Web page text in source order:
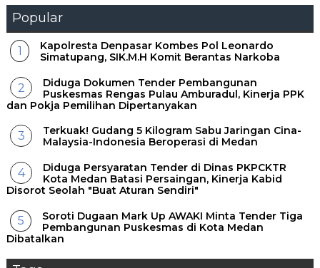
Popular
Kapolresta Denpasar Kombes Pol Leonardo
Simatupang, SIK.M.H Komit Berantas Narkoba
Diduga Dokumen Tender Pembangunan
Puskesmas Rengas Pulau Amburadul, Kinerja PPK
dan Pokja Pemilihan Dipertanyakan
Terkuak! Gudang 5 Kilogram Sabu Jaringan Cina-
Malaysia-Indonesia Beroperasi di Medan
Diduga Persyaratan Tender di Dinas PKPCKTR
Kota Medan Batasi Persaingan, Kinerja Kabid
Disorot Seolah "Buat Aturan Sendiri"
Soroti Dugaan Mark Up AWAKI Minta Tender Tiga
Pembangunan Puskesmas di Kota Medan
Dibatalkan